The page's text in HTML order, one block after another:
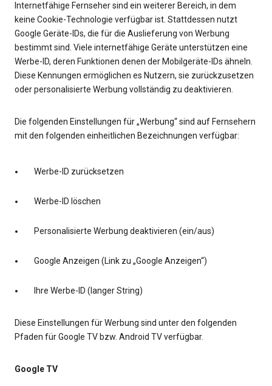
Internetfähige Fernseher sind ein weiterer Bereich, in dem
keine Cookie-Technologie verfügbar ist. Stattdessen nutzt
Google Geräte-IDs, die für die Auslieferung von Werbung
bestimmt sind. Viele internetfähige Geräte unterstützen eine
Werbe-ID, deren Funktionen denen der Mobilgeräte-IDs ähneln.
Diese Kennungen ermöglichen es Nutzern, sie zurückzusetzen
oder personalisierte Werbung vollständig zu deaktivieren.
Die folgenden Einstellungen für „Werbung“ sind auf Fernsehern
mit den folgenden einheitlichen Bezeichnungen verfügbar:
Werbe-ID zurücksetzen
Werbe-ID löschen
Personalisierte Werbung deaktivieren (ein/aus)
Google Anzeigen (Link zu „Google Anzeigen“)
Ihre Werbe-ID (langer String)
Diese Einstellungen für Werbung sind unter den folgenden
Pfaden für Google TV bzw. Android TV verfügbar.
Google TV